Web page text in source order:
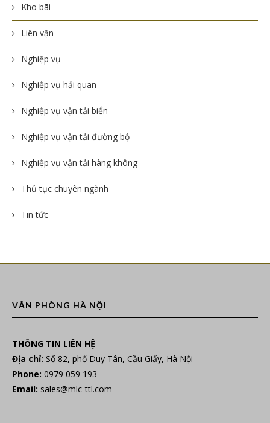
Kho bãi
Liên vận
Nghiệp vụ
Nghiệp vụ hải quan
Nghiệp vụ vận tải biển
Nghiệp vụ vận tải đường bộ
Nghiệp vụ vận tải hàng không
Thủ tục chuyên ngành
Tin tức
VĂN PHÒNG HÀ NỘI
THÔNG TIN LIÊN HỆ
Địa chỉ: Số 82, phố Duy Tân, Cầu Giấy, Hà Nội
Phone: 0979 059 193
Email: sales@mlc-ttl.com